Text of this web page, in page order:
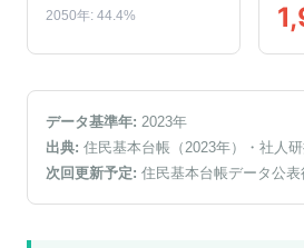
2050年: 44.4%
データ基準年: 2023年
出典: 住民基本台帳（2023年）
・社人
次回更新予定: 住民基本台帳データ公表